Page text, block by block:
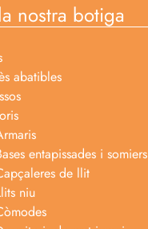
nostra botiga
abatibles
entapissades i somiers
de llit
niu